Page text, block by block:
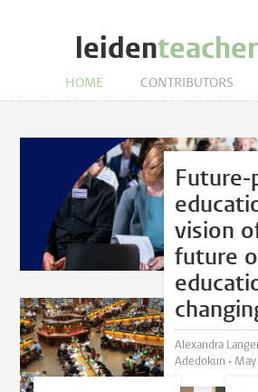
leiden
HOME CONTRIBUTORS
Future-
vision
future
Alexandra Langers and
Adedokun • May